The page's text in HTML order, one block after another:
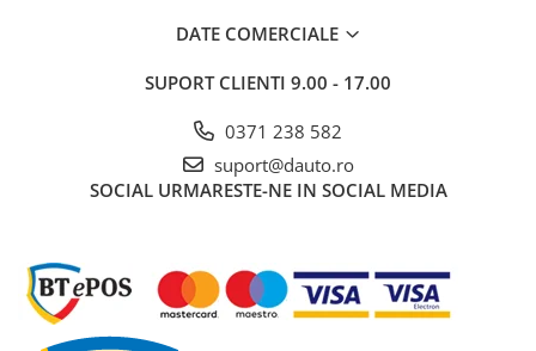
Cabluri Multifilare Auto
Comutatoare si intrerupatoare
Conectori Cabluri si Izolatie Auto
Instalatii Electrice Proiectoare
Invertoare de tensiune
Prize bricheta & USB
DATE COMERCIALE
SUPORT CLIENTI 9.00 - 17.00
0371 238 582
suport@dauto.ro
SOCIAL URMARESTE-NE IN SOCIAL MEDIA